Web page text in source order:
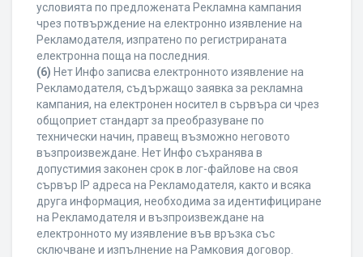
условията по предложената Рекламна кампания
чрез потвърждение на електронно изявление на
Рекламодателя, изпратено по регистрираната
електронна поща на последния.
(6) Нет Инфо записва електронното изявление на
Рекламодателя, съдържащо заявка за рекламна
кампания, на електронен носител в сървъра си чрез
общоприет стандарт за преобразуване по
технически начин, правещ възможно неговото
възпроизвеждане. Нет Инфо съхранява в
допустимия законен срок в лог-файлове на своя
сървър IP адреса на Рекламодателя, както и всяка
друга информация, необходима за идентифициране
на Рекламодателя и възпроизвеждане на
електронното му изявление във връзка със
сключване и изпълнение на Рамковия договор.